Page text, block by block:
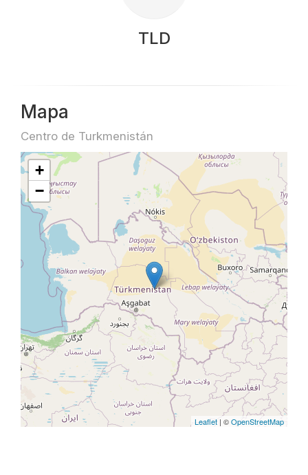
TLD
Mapa
Centro de Turkmenistán
+
−
Leaflet | ©OpenStreetMap